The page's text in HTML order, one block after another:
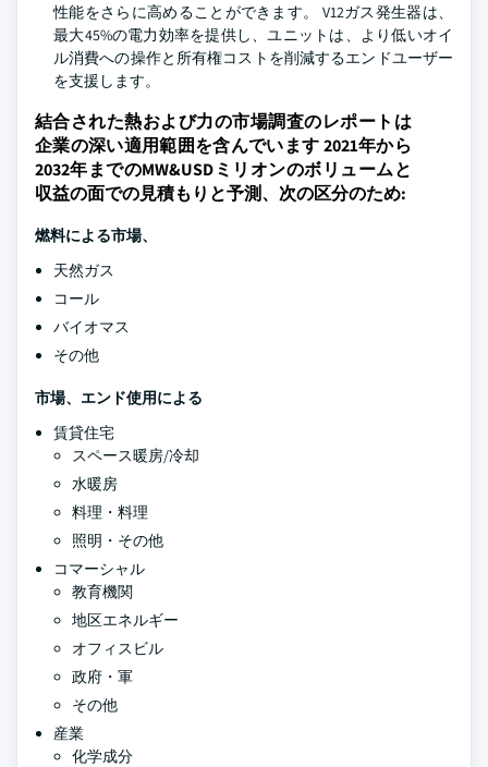
性能をさらに高めることができます。 V12ガス発生器は、
最大45%の電力効率を提供し、ユニットは、より低いオイ
ル消費への操作と所有権コストを削減するエンドユーザー
を支援します。
結合された熱および力の市場調査のレポートは
企業の深い適用範囲を含んでいます 2021年から
2032年までのMW&USDミリオンのボリュームと
収益の面での見積もりと予測、次の区分のため:
燃料による市場、
天然ガス
コール
バイオマス
その他
市場、エンド使用による
賃貸住宅
スペース暖房/冷却
水暖房
料理・料理
照明・その他
コマーシャル
教育機関
地区エネルギー
オフィスビル
政府・軍
その他
産業
化学成分